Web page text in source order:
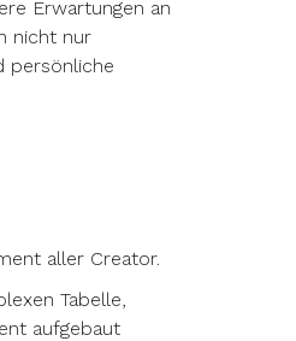
Erwartungen an
nicht nur
persönliche
aller Creator.
Tabelle,
aufgebaut